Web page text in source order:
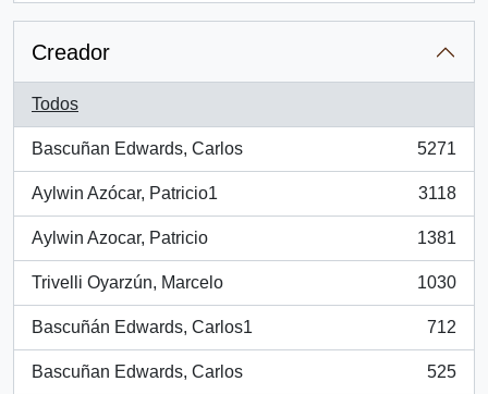
Creador
Todos
Bascuñan Edwards, Carlos
, 5271 resultados
5271
Aylwin Azócar, Patricio1
, 3118 resultados
3118
Aylwin Azocar, Patricio
, 1381 resultados
1381
Trivelli Oyarzún, Marcelo
, 1030 resultados
1030
Bascuñán Edwards, Carlos1
, 712 resultados
712
Bascuñan Edwards, Carlos
, 525 resultados
525